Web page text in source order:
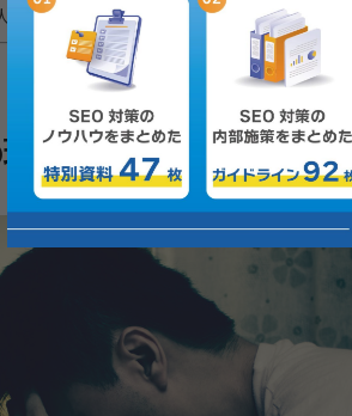
のためのQ&A
由